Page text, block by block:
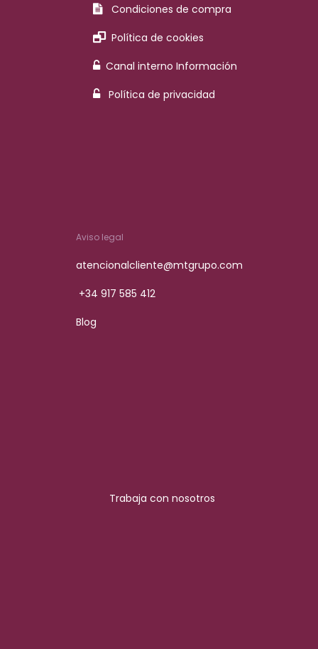
Condiciones de compra
Política de cookies
Canal interno Información
Política de privacidad
Aviso legal
atencionalcliente@mtgrupo.com
+34 917 585 412
Blog
Trabaja con nosotros